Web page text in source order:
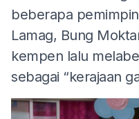
beberapa
Lamag, Bung
kempen lalu
sebagai “kerajaan